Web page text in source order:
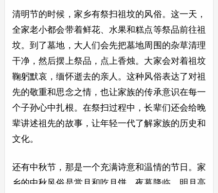
清明节的时候，家乡有祭扫祖坟的风俗。这一天，
全家老小都会带着鲜花、水果和糕点等祭品前往祖
坟。到了墓地，大人们会先把墓地周围的杂草清理
干净，然后摆上祭品，点上香烛。大家会对着祖坟
鞠躬默哀，缅怀逝去的亲人。这种风俗表达了对祖
先的敬重和思念之情，也让家族的传承意识在每一
个子孙心中扎根。在祭扫过程中，长辈们还会给晚
辈讲述祖先的故事，让年轻一代了解家族的历史和
文化。
还有中秋节，那是一个充满诗意和温情的节日。家
乡的中秋风俗是赏月和吃月饼。夜幕降临，明月高